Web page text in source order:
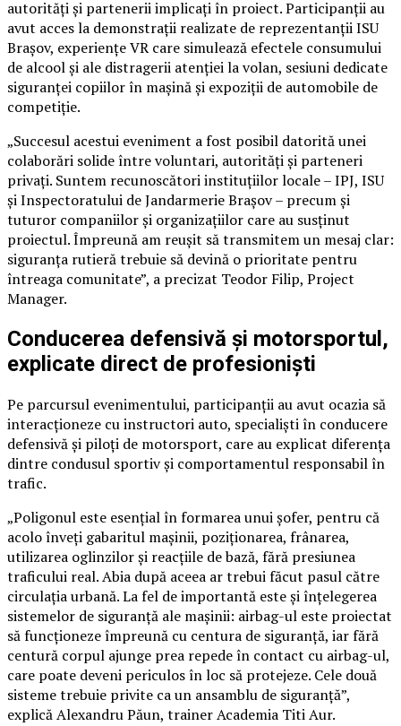
autorități și partenerii implicați în proiect. Participanții au
avut acces la demonstrații realizate de reprezentanții ISU
Brașov, experiențe VR care simulează efectele consumului
de alcool și ale distragerii atenției la volan, sesiuni dedicate
siguranței copiilor în mașină și expoziții de automobile de
competiție.
„Succesul acestui eveniment a fost posibil datorită unei
colaborări solide între voluntari, autorități și parteneri
privați. Suntem recunoscători instituțiilor locale – IPJ, ISU
și Inspectoratului de Jandarmerie Brașov – precum și
tuturor companiilor și organizațiilor care au susținut
proiectul. Împreună am reușit să transmitem un mesaj clar:
siguranța rutieră trebuie să devină o prioritate pentru
întreaga comunitate”, a precizat Teodor Filip, Project
Manager.
Conducerea defensivă și motorsportul,
explicate direct de profesioniști
Pe parcursul evenimentului, participanții au avut ocazia să
interacționeze cu instructori auto, specialiști în conducere
defensivă și piloți de motorsport, care au explicat diferența
dintre condusul sportiv și comportamentul responsabil în
trafic.
„Poligonul este esențial în formarea unui șofer, pentru că
acolo înveți gabaritul mașinii, poziționarea, frânarea,
utilizarea oglinzilor și reacțiile de bază, fără presiunea
traficului real. Abia după aceea ar trebui făcut pasul către
circulația urbană. La fel de importantă este și înțelegerea
sistemelor de siguranță ale mașinii: airbag-ul este proiectat
să funcționeze împreună cu centura de siguranță, iar fără
centură corpul ajunge prea repede în contact cu airbag-ul,
care poate deveni periculos în loc să protejeze. Cele două
sisteme trebuie privite ca un ansamblu de siguranță”,
explică Alexandru Păun, trainer Academia Titi Aur.